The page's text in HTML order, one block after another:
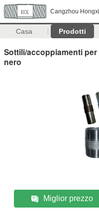
Cangzhou
Casa Prodotti
Sottili/accoppiamenti
nero
Miglior prezzo